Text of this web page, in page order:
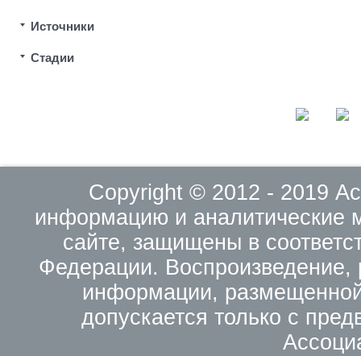
Источники
Стадии
Copyright © 2012 - 2019
информацию и
сайте, защищены в
Федерации. Воспроизведение,
информации,
допускается только с